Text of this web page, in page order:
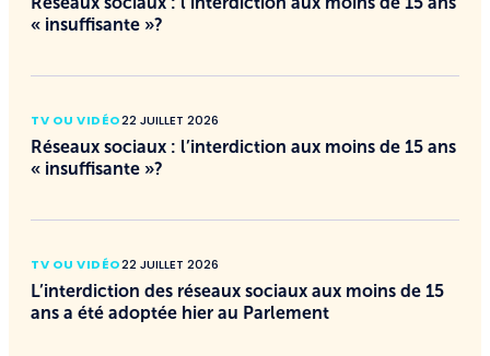
« insuffisante »?
TV OU VIDÉO22 JUILLET 2026
Réseaux sociaux : l’interdiction aux moins de 15 ans
« insuffisante »?
TV OU VIDÉO22 JUILLET 2026
L’interdiction des réseaux sociaux aux moins de 15
ans a été adoptée hier au Parlement